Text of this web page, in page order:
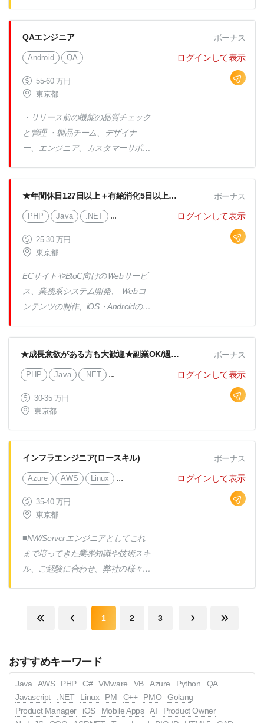
チングサービス『SIPS』
ス構築 交通機関向けアンケートサ
イト構築 マーケティング会社向け
データ変換ツール構築 【開発環境
サービス】 システム開発・ICT導入
における受託事例紹介サイト
『FALCON』 受託開発会社向けマッ
チングサービス『SIPS』
からのフィードバックに基づき、新
製品、新機能、新サービスを説明し
詳細化するユーザーストーリーや成
果物を作成、所有、改善し、チーム
と共に受け入れ基準を作成し、スト
ーリーが完成したら受け入れる。
・機能横断的なチーム関係の維持
・アジャイルチームの成熟度、パフ
ォーマンス、成長に貢献する。 ・
ために受け入れる。 ・UATテストケ
し、促進し、テスト結果を追跡し、
スクラムマスターやアジャイルチー
ムと協力して問題を解決する。 ・
リーダー、および他のチームに対し
てチームを代表し、チームの連携と
進捗状況の理解を確保する。 ・ア
ジャイルプログラムをサポートし、
ル標準に従うようにする。アジャイ
ルプロセスの強化についてプログラ
・変化を推進し、新しいアイデアの
実装を効果的に管理する。 ・目標
高い確率で目標を達成するためのプ
ロセスの最適化と再設計の機会を特
定する。 ・部門横断的なチームと
連携し、ワークフローと要件の構
・ユーザープロジェクトと社内イニ
シアティブの両方で、組織全体にチ
ームアプローチを強化する ・組織
内のあらゆるレベルのチームメンバ
ダイナミックでチームワークとコラ
ボレーションの精神を生み出す ・
法を継続的に定義する
QAエンジニア
Android QA
55-60 万円
東京都
・リリース前の機能の品質チェック
と管理 ・製品チーム、デザイナ
ー、エンジニア、カスタマーサポー
と管理を確立し、実行する。 ・新
しいプロセス作成におけるチームの
生産性と効率の向上 ・アップデー
トや機能の確認 ・新機能等の構成
計画 ・テストプロセスにおける計
画の自動化 ・プロジェクト計画を
実行するために、クロスチームと共
にアジャイル環境で働く ・ウェブ
やアプリケーションの内容を調査
ボーナス
ログインして表示
★年間休日127日以上＋有給消化5日以上！！★交通費全額支給 / 副業OK / 完全週休2日制【PG募集】
PHP Java .NET ...
25-30 万円
東京都
ECサイトやBtoC向けのＷebサービ
ス、業務系システム開発、 Ｗebコ
ンテンツの制作、iOS・Androidのア
希望やスキル感などをしっかりお伺
いしながら業務をお任せ！ スキル
アップや上流工程、将来はマネージ
メントへのチャレンジなど大歓迎で
す♪ ※プロジェクト比率※ 受託プロ
ジェクト 20％ 客先プロジェク
ト 80％ →内客先常駐は50％（フ
ル常駐、フルリモート、半分リモー
トと働き方はプロジェクトによりま
す） 【プロジェクト例】 フルクラ
ド移行 自治体向け企業マッチング
サイト構築 医療従事者向け情報デ
ータベース構築 交通機関向けアン
ケートサイト構築 マーケティング
会社向けデータ変換ツール構築
発・ICT導入における受託事例紹介
サイト『FALCON』 受託開発会社向
ボーナス
ログインして表示
★成長意欲がある方も大歓迎★副業OK/週半分リモート可能 / 年間休日127日以上＋有給消化5日以上 / 交通費全額支給～ SE募集 ～
PHP Java .NET ...
30-35 万円
東京都
ボーナス
ログインして表示
インフラエンジニア(ロースキル)
Azure AWS Linux ...
35-40 万円
東京都
■NW/Serverエンジニアとしてこれ
まで培ってきた業界知識や技術スキ
ル、ご経験に合わせ、弊社の様々な
上流工程へのキャリアアップも見据
えて成長して頂きます。 ~プロジェ
再構築(Linux、VMware、
OpenStack) 金融系ネットワークイ
ンフラ基盤の設計 ・構築(Catalyt、
Cisco、Juniper、BIG-IP) 流通系シス
ボーナス
ログインして表示
1 2 3
おすすめキーワード
Java AWS PHP C# VMware VB Azure Python
QA
Javascript
.NET Linux PM C++ PMO
Golang
Product Manager
iOS Mobile Apps AI
Product Owner